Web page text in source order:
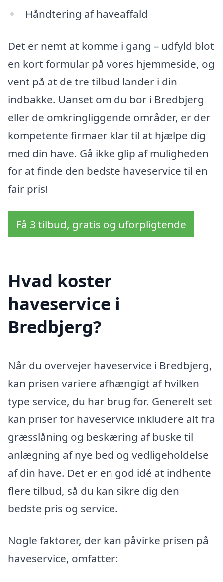
Håndtering af haveaffald
Det er nemt at komme i gang – udfyld blot
en kort formular på vores hjemmeside, og
vent på at de tre tilbud lander i din
indbakke. Uanset om du bor i Bredbjerg
eller de omkringliggende områder, er der
kompetente firmaer klar til at hjælpe dig
med din have. Gå ikke glip af muligheden
for at finde den bedste haveservice til en
fair pris!
Få 3 tilbud, gratis og uforpligtende
Hvad koster
haveservice i
Bredbjerg?
Når du overvejer haveservice i Bredbjerg,
kan prisen variere afhængigt af hvilken
type service, du har brug for. Generelt set
kan priser for haveservice inkludere alt fra
græsslåning og beskæring af buske til
anlægning af nye bed og vedligeholdelse
af din have. Det er en god idé at indhente
flere tilbud, så du kan sikre dig den
bedste pris og service.
Nogle faktorer, der kan påvirke prisen på
haveservice, omfatter: